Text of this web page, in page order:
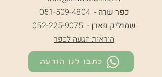
כפר שרה -051-509-4804
שמוליק פארן - 052-225-9075
הוראות הגעה לכפר
כתבו לנו הודעה